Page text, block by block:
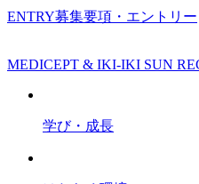
ENTRY募集要項・エントリー
MEDICEPT & IKI-IKI SUN
学び・成長